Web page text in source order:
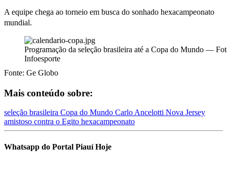
A equipe chega ao torneio em busca do sonhado hexacampeonato
mundial.
Programação da seleção brasileira até a Copa do Mundo —
Infoesporte
Fonte: Ge Globo
Mais conteúdo sobre:
seleção brasileira Copa do Mundo Carlo Ancelotti Nova Jersey
amistoso contra o Egito hexacampeonato
Whatsapp do Portal Piauí Hoje